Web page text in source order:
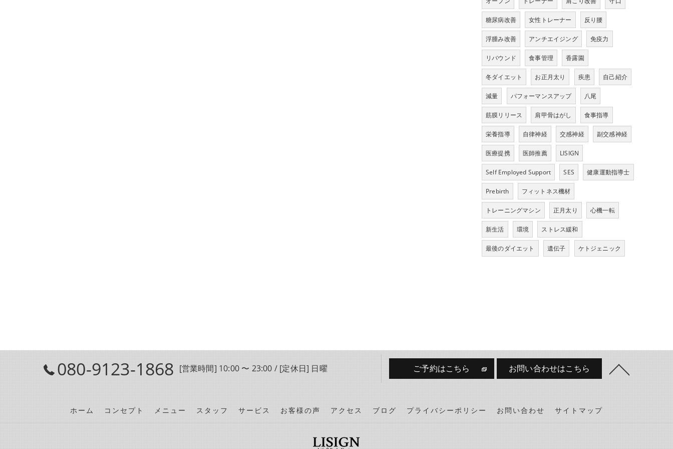
糖尿病改善 女性トレーナー 反り腰
浮腫み改善 アンチエイジング 免疫力
リバウンド 食事管理 香露園
冬ダイエット お正月太り 疾患 自己紹介
減量 パフォーマンスアップ 八尾
筋膜リリース 肩甲骨はがし 食事指導
栄養指導 自律神経 交感神経 副交感神経
医療提携 医師推薦 LISIGN
Self Employed Support SES 健康運動指導士
Prebirth フィットネス機材
トレーニングマシン 正月太り 心機一転
新生活 環境 ストレス緩和
最後のダイエット 遺伝子 ケトジェニック
080-9123-1868 [営業時間] 10:00 〜 23:00 / [定休日] 日曜 ご予約はこちら お問い合わせはこちら
ホーム コンセプト メニュー スタッフ サービス お客様の声 アクセス ブログ プライバシーポリシー お問い合わせ サイトマップ